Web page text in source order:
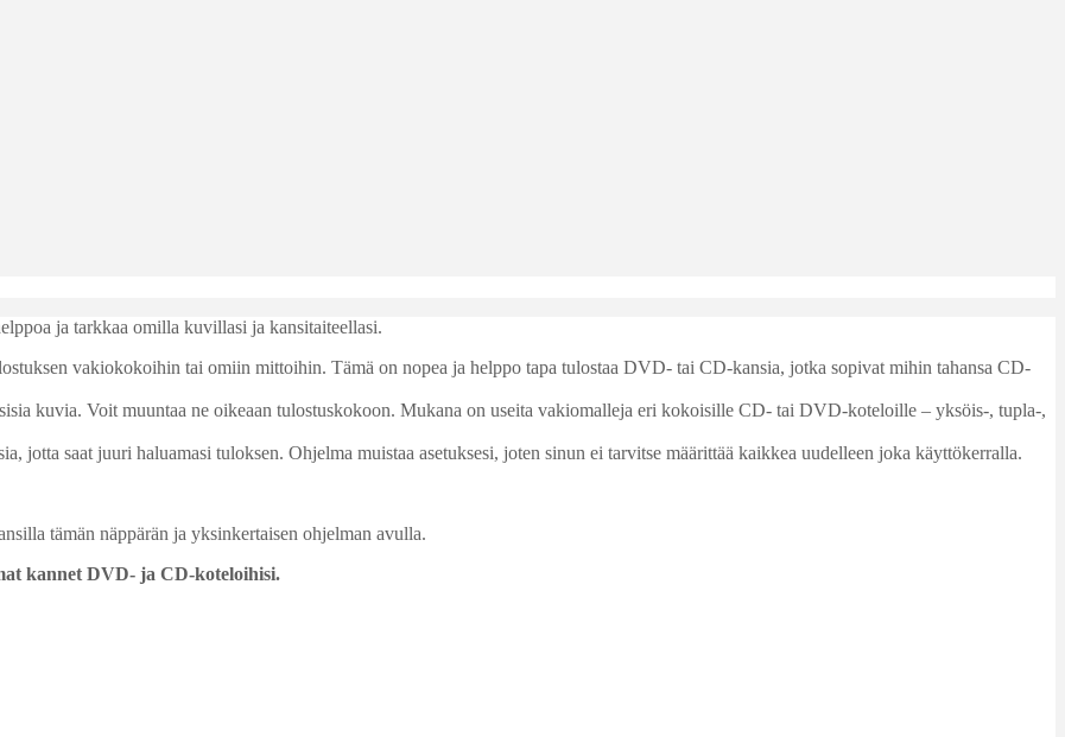
ja tarkkaa omilla kuvillasi ja kansitaiteellasi.
vakiokokoihin tai omiin mittoihin. Tämä on nopea ja helppo tapa tulostaa DVD- tai CD-kansia, jotka sopivat mihin tahansa CD-
kuvia. Voit muuntaa ne oikeaan tulostuskokoon. Mukana on useita vakiomalleja eri kokoisille CD- tai DVD-koteloille – yksöis-, tupla-,
jotta saat juuri haluamasi tuloksen. Ohjelma muistaa asetuksesi, joten sinun ei tarvitse määrittää kaikkea uudelleen joka käyttökerralla.
tämän näppärän ja yksinkertaisen ohjelman avulla.
kannet DVD- ja CD-koteloihisi.